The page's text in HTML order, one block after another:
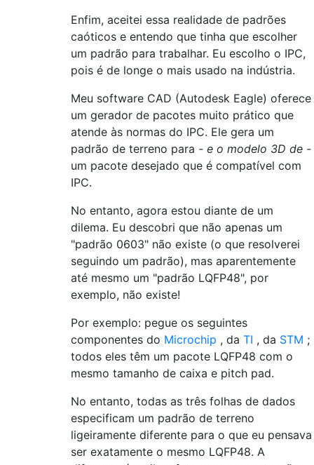
Enfim, aceitei essa realidade de padrões
caóticos e entendo que tinha que escolher
um padrão para trabalhar. Eu escolho o IPC,
pois é de longe o mais usado na indústria.
Meu software CAD (Autodesk Eagle) oferece
um gerador de pacotes muito prático que
atende às normas do IPC. Ele gera um
padrão de terreno para - e o modelo 3D de -
um pacote desejado que é compatível com
IPC.
No entanto, agora estou diante de um
dilema. Eu descobri que não apenas um
"padrão 0603" não existe (o que resolverei
seguindo um padrão), mas aparentemente
até mesmo um "padrão LQFP48", por
exemplo, não existe!
Por exemplo: pegue os seguintes
componentes do Microchip , da TI , da STM ;
todos eles têm um pacote LQFP48 com o
mesmo tamanho de caixa e pitch pad.
No entanto, todas as três folhas de dados
especificam um padrão de terreno
ligeiramente diferente para o que eu pensava
ser exatamente o mesmo LQFP48. A